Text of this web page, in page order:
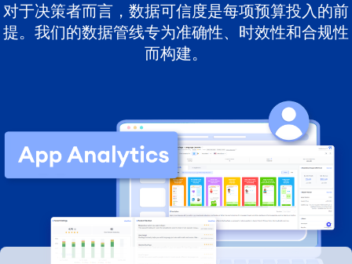
对于决策者而言，数据可信度是每项预算投入的前
提。我们的数据管线专为准确性、时效性和合规性
而构建。